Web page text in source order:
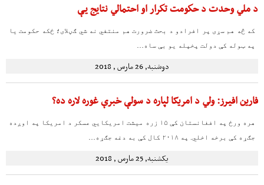
د ملي وحدت د حكومت تكرار او احتمالي نتايج يې
كه څه هم سړى پر افرادو د بحث ضرورت هم منتفي نه شي ګڼلاى؛ ځكه حكومت يا
په ټوله كې دولت پخپله يو بې ساه…
دوشنبه, 26 مارس , 2018
فارین افیرز: ولي د امریکا لپاره د سولې خبرې غوره لاره ده؟
هره ورځ په افغانستان کې ۱۵ زره میشت امریکايي عسکر د امریکا په اوږده
جګړه کې برخه اخلي. په ۲۰۱۸ کال کې به دغه جګړه…
یکشنبه, 25 مارس , 2018